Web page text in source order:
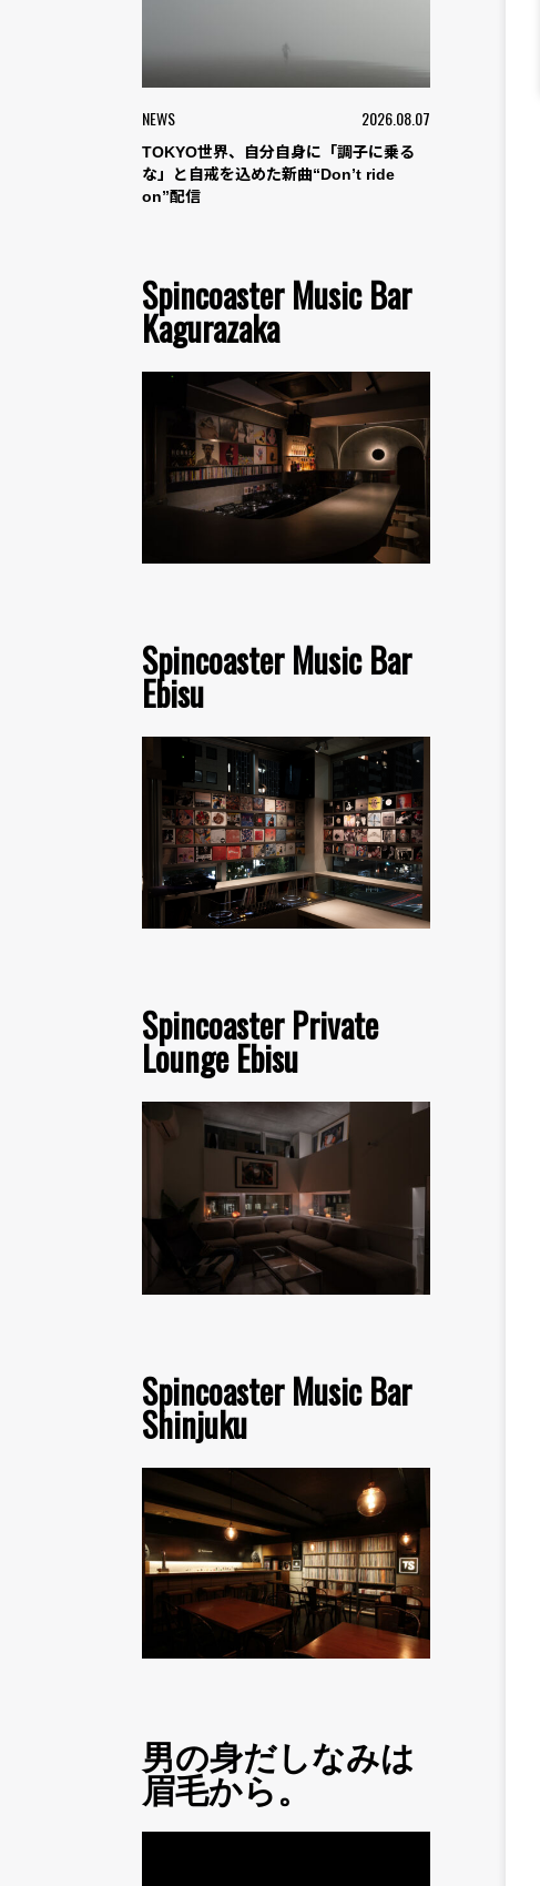
NEWS 2026.08.07
TOKYO世界、自分自身に「調子に乗る
な」と自戒を込めた新曲“Don’t ride
on”配信
Spincoaster Music Bar
Kagurazaka
Spincoaster Music Bar
Ebisu
Spincoaster Private
Lounge Ebisu
Spincoaster Music Bar
Shinjuku
男の身だしなみは
眉毛から。